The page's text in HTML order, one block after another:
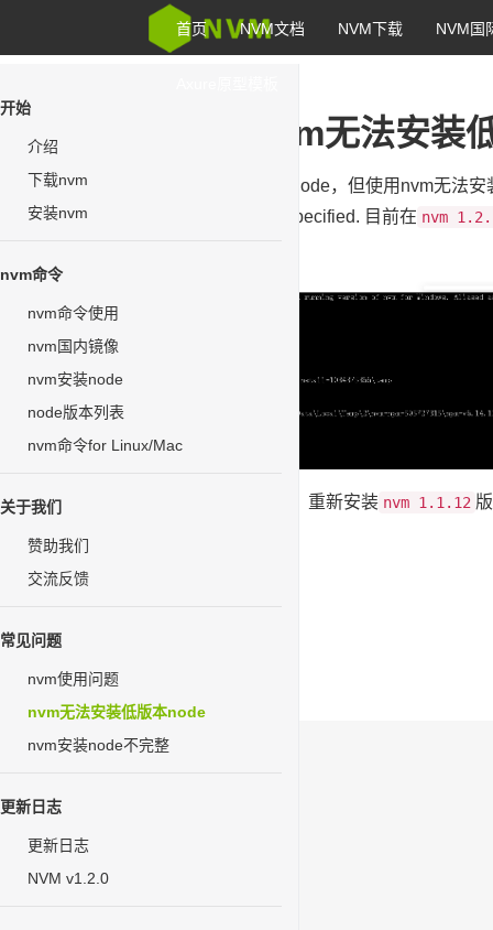
首页 NVM文档 NVM下载 NVM国
开始
介绍
下载nvm
安装nvm
nvm命令
nvm命令使用
nvm国内镜像
nvm安装node
node版本列表
nvm命令for Linux/Mac
关于我们
赞助我们
交流反馈
常见问题
nvm使用问题
nvm无法安装低版本node
nvm安装node不完整
更新日志
更新日志
NVM v1.2.0
常见问题 - nvm无法安装
有时项目需要比较低版本的node，但使用nvm无法
system cannot find the file specified. 目前在 nvm
，重新安装 nvm 1.1.12